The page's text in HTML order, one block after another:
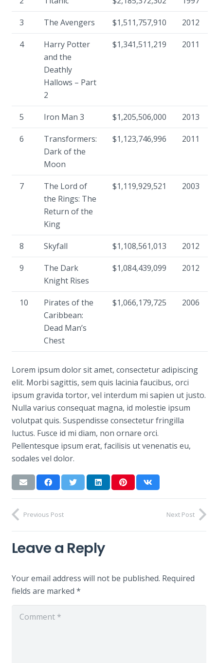
3 The Avengers $1,511,757,910 2012
4
Harry Potter
and the
Deathly
Hallows – Part
2
$1,341,511,219 2011
5 Iron Man 3 $1,205,506,000 2013
6
Transformers:
Dark of the
Moon
$1,123,746,996 2011
7
The Lord of
the Rings: The
Return of the
King
$1,119,929,521 2003
8 Skyfall $1,108,561,013 2012
9
The Dark
Knight Rises
$1,084,439,099 2012
10
Pirates of the
Caribbean:
Dead Man’s
Chest
$1,066,179,725 2006
Lorem ipsum dolor sit amet, consectetur adipiscing
elit. Morbi sagittis, sem quis lacinia faucibus, orci
ipsum gravida tortor, vel interdum mi sapien ut justo.
Nulla varius consequat magna, id molestie ipsum
volutpat quis. Suspendisse consectetur fringilla
luctus. Fusce id mi diam, non ornare orci.
Pellentesque ipsum erat, facilisis ut venenatis eu,
sodales vel dolor.
Previous Post Next Post
Leave a Reply
Your email address will not be published. Required
fields are marked *